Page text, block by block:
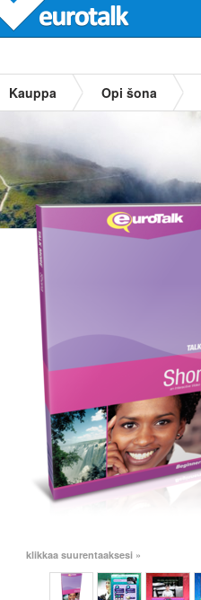
Kauppa Opi šona
klikkaa suurentaaksesi »